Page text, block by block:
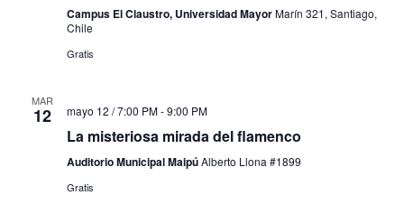
Campus El Claustro, Universidad MayorMarín 321, Santiago,
Chile
Gratis
MAR
12 mayo 12 / 7:00 PM-9:00 PM
La misteriosa mirada del flamenco
Auditorio Municipal MaipúAlberto Llona #1899
Gratis